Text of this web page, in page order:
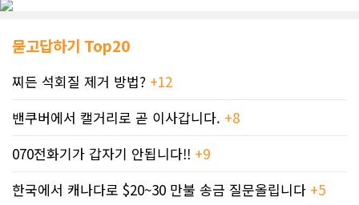
묻고답하기 Top20
찌든 석회질 제거 방법? +12
밴쿠버에서 캘거리로 곧 이사갑니다. +8
070전화기가 갑자기 안됩니다!! +9
한국에서 캐나다로 $20~30 만불 송금 질문올립니다 +5